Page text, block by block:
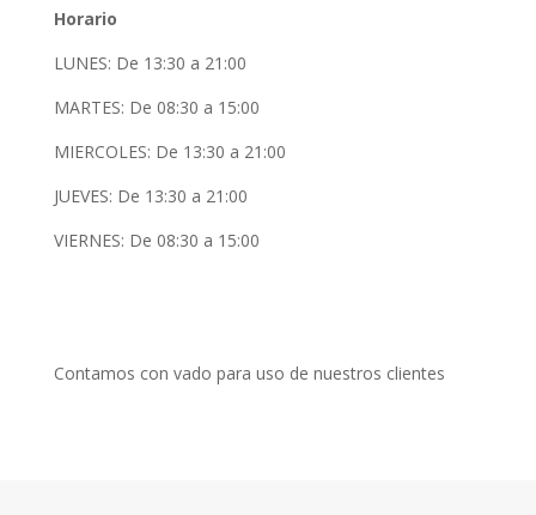
Horario
LUNES: De 13:30 a 21:00
MARTES: De 08:30 a 15:00
MIERCOLES: De 13:30 a 21:00
JUEVES: De 13:30 a 21:00
VIERNES: De 08:30 a 15:00
Contamos con vado para uso de nuestros clientes